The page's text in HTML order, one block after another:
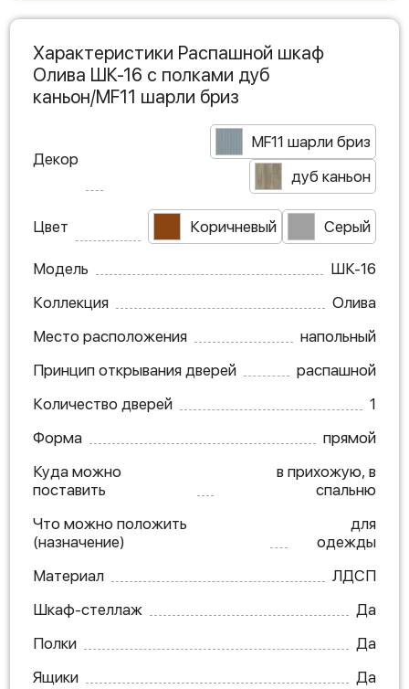
Характеристики Распашной шкаф
Олива ШК-16 с полками дуб
каньон/MF11 шарли бриз
Декор
MF11 шарли бриз
дуб каньон
Цвет Коричневый Серый
Модель
ШК-16
Коллекция
Олива
Место расположения
напольный
Принцип открывания дверей
распашной
Количество дверей
1
Форма
прямой
Куда можно
поставить
в прихожую, в
спальню
Что можно положить
(назначение)
для
одежды
Материал
ЛДСП
Шкаф-стеллаж
Да
Полки
Да
Ящики
Да